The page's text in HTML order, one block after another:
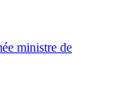
ministre de